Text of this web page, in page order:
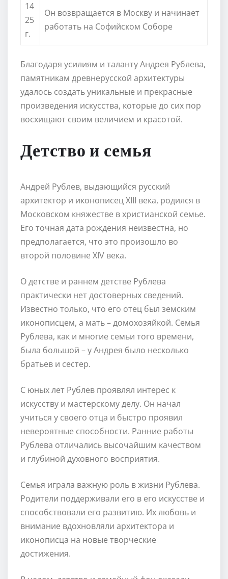
14
25
г.
Он возвращается в Москву и начинает
работать на Софийском Соборе
Благодаря усилиям и таланту Андрея Рублева,
памятникам древнерусской архитектуры
удалось создать уникальные и прекрасные
произведения искусства, которые до сих пор
восхищают своим величием и красотой.
Детство и семья
Андрей Рублев, выдающийся русский
архитектор и иконописец XIII века, родился в
Московском княжестве в христианской семье.
Его точная дата рождения неизвестна, но
предполагается, что это произошло во
второй половине XIV века.
О детстве и раннем детстве Рублева
практически нет достоверных сведений.
Известно только, что его отец был земским
иконописцем, а мать – домохозяйкой. Семья
Рублева, как и многие семьи того времени,
была большой – у Андрея было несколько
братьев и сестер.
С юных лет Рублев проявлял интерес к
искусству и мастерскому делу. Он начал
учиться у своего отца и быстро проявил
невероятные способности. Ранние работы
Рублева отличались высочайшим качеством
и глубиной духовного восприятия.
Семья играла важную роль в жизни Рублева.
Родители поддерживали его в его искусстве и
способствовали его развитию. Их любовь и
внимание вдохновляли архитектора и
иконописца на новые творческие
достижения.